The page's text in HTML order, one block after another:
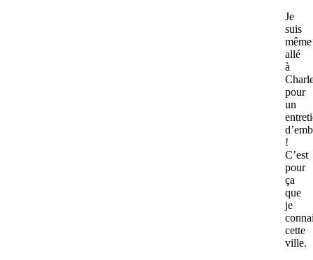
Je
suis
même
allé
à
pour
un
!
C’est
pour
ça
que
je
cette
ville.